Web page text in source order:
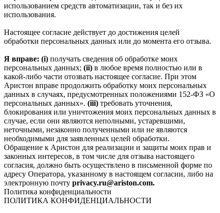
использованием средств автоматизации, так и без их
использования.
Настоящее согласие действует до достижения целей
обработки персональных данных или до момента его отзыва.
Я вправе: (i) получать сведения об обработке моих
персональных данных; (ii) в любое время полностью или в
какой-либо части отозвать настоящее согласие. При этом
Аристон вправе продолжить обработку моих персональных
данных в случаях, предусмотренных положениями 152-ФЗ «О
персональных данных». (iii) требовать уточнения,
блокирования или уничтожения моих персональных данных в
случае, если они являются неполными, устаревшими,
неточными, незаконно полученными или не являются
необходимыми для заявленных целей обработки.
Обращение к Аристон для реализации и защиты моих прав и
законных интересов, в том числе для отзыва настоящего
согласия, должно быть осуществлено в письменной форме по
адресу Оператора, указанному в настоящем согласии, либо на
электронную почту privacy.ru@ariston.com.
Политика конфиденциальности
ПОЛИТИКА КОНФИДЕНЦИАЛЬНОСТИ